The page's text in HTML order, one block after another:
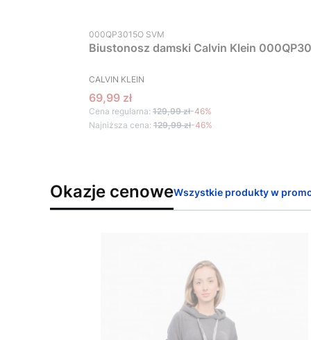
Kod produktu
000QP3015O SVM
Biustonosz damski Calvin Klein
PRODUCENT
CALVIN KLEIN
Cena promocyjna
69,99 zł
Cena regularna: 129,99 zł-46%
Najniższa cena: 129,99 zł-46%
Okazje cenoweWszystkie produkty w